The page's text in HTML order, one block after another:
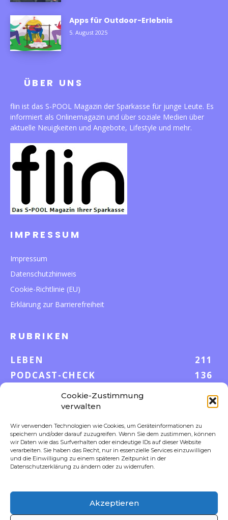
Cookie-Zustimmung
verwalten
Wir verwenden Technologien wie Cookies, um Geräteinformationen zu
speichern und/oder darauf zuzugreifen. Wenn Sie dem zustimmen, können
wir Daten wie das Surfverhalten oder eindeutige IDs auf dieser Website
verarbeiten. Sie haben das Recht, nur in essenzielle Services einzuwilligen
und die Einwilligung zu einem späteren Zeitpunkt in der
Datenschutzerklärung zu ändern oder zu widerrufen.
Akzeptieren
Apps für Outdoor-Erlebnis
5. August 2025
ÜBER UNS
flin ist das S-POOL Magazin der Sparkasse für junge Leute. Es
informiert als Onlinemagazin und über soziale Medien über
aktuelle Neuigkeiten und Angebote, Lifestyle und mehr.
IMPRESSUM
Impressum
Datenschutzhinweis
Cookie-Richtlinie (EU)
Erklärung zur Barrierefreiheit
RUBRIKEN
LEBEN
211
PODCAST-CHECK
136
GELD & KARRIERE
42
AUF UND DAVON
S-POOL VORTEILE
35
DIGITALE WELT
23
FOKUS